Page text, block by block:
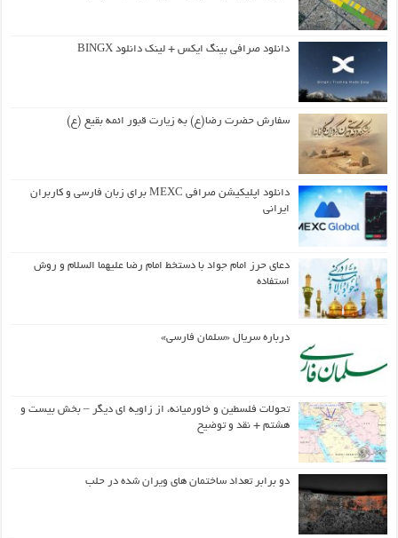
دانلود صرافی بینگ ایکس + لینک دانلود BINGX
سفارش حضرت رضا(ع) به زیارت قبور ائمه بقیع (ع)
دانلود اپلیکیشن صرافی MEXC برای زبان فارسی و کاربران
ایرانی
دعای حرز امام جواد با دستخط امام رضا علیهما السلام و روش
استفاده
درباره سریال «سلمان فارسی»
تحولات فلسطین و خاورمیانه، از زاویه ای دیگر – بخش بیست و
هشتم + نقد و توضیح
دو برابر تعداد ساختمان های ویران شده در حلب